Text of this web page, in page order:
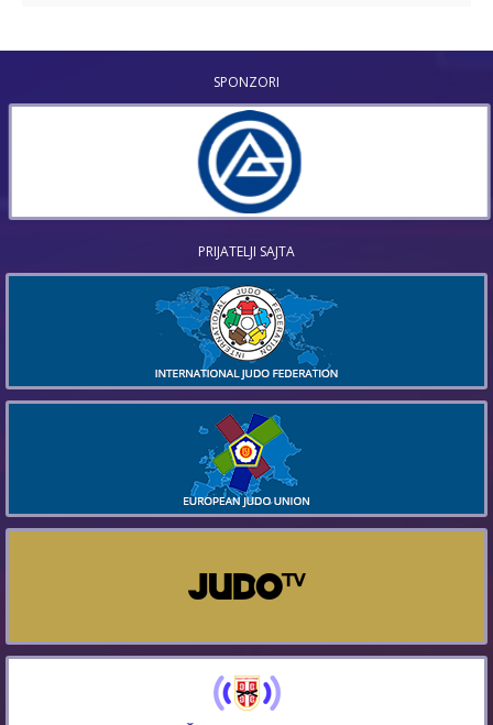
SPONZORI
PRIJATELJI SAJTA